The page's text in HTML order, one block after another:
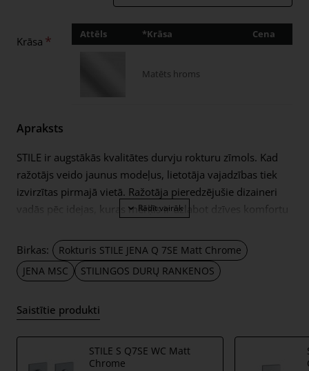
Krāsa
Attēls *Krāsa Cena
Matēts hroms
Apraksts
STILE ir augstākās kvalitātes durvju rokturu zīmols. Kad
ražotājs veido jaunus modeļus, lietotāja vajadzības tiek
izvirzītas pirmajā vietā. Ražotāja pieredzējušie dizaineri
vadās pēc idejas, kuras mērķis ir uzlabot dzīves komfortu
Rokturi paredzēti durvju vērtnēm līdz 44mm biezumam.
Mehānisms ir pastiprināts ar dubultām metāla
pašizlīdzinošām atsperēm. Rokturi ar plānām 7mm
Komplektā ietilpst:
rokturu pāris – pa kreisi un pa labi; kopā ar 7mm
biezām rokturu rozetēm;
Birkas:
Rokturis STILE JENA Q 7SE Matt Chrome
JENA MSC
STILINGOS DURŲ RANKENOS
Saistītie produkti
STILE S Q7SE WC Matt
Chrome